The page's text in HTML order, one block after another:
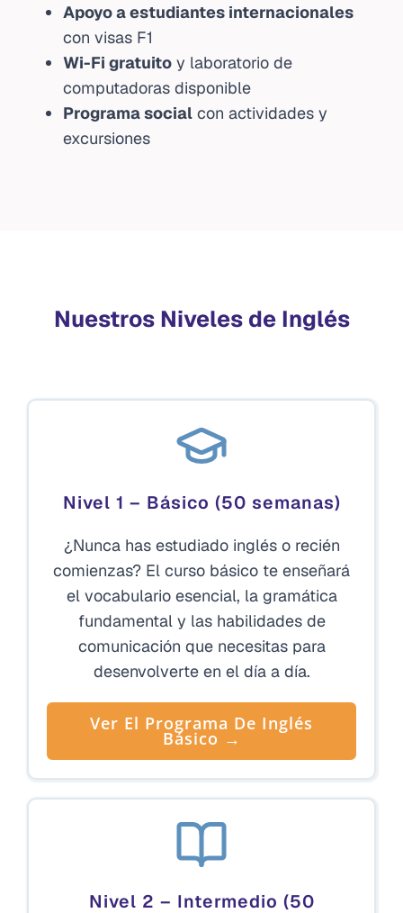
Apoyo a estudiantes internacionales
con visas F1
Wi-Fi gratuitoy laboratorio de
computadoras disponible
Programa socialcon actividades y
excursiones
Nuestros Niveles de Inglés
Nivel 1 – Básico (50 semanas)
¿Nunca has estudiado inglés o recién
comienzas? El curso básico te enseñará
el vocabulario esencial, la gramática
fundamental y las habilidades de
comunicación que necesitas para
desenvolverte en el día a día.
Ver El Programa De Inglés
Básico →
Nivel 2 – Intermedio (50